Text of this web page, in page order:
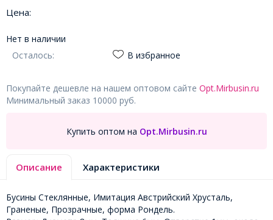
Цена:
Нет в наличии
Осталось:
В избранное
Покупайте дешевле на нашем оптовом сайте Opt.Mirbusin.ru
Минимальный заказ 10000 руб.
Купить оптом на Opt.Mirbusin.ru
Описание Характеристики
Бусины Стеклянные, Имитация Австрийский Хрусталь,
Граненые, Прозрачные, форма Рондель.